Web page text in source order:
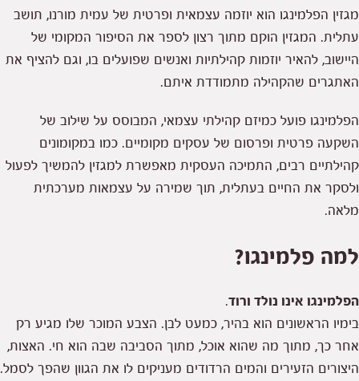
מגזין הפלמינגו הוא יוזמה עצמאית ופרטית של עמית מורנו, תושב
עתלית. המגזין הוקם מתוך רצון לספר את הסיפור המקומי של
היישוב, להאיר יוזמות קהילתיות ואנשים שפועלים בו, וגם להציף את
האתגרים שהקהילה מתמודדת איתם.
הפלמינגו פועל כמיזם קהילתי עצמאי, המבוסס על שילוב של
השקעה פרטית ופרסום של עסקים מקומיים. כמו במקומונים
קהילתיים רבים, התמיכה העסקית מאפשרת למגזין להמשיך לפעול
ולסקר את החיים בעתלית, תוך שמירה על עצמאות מערכתית
מלאה.
למה פלמינגו?
הפלמינגו אינו נולד ורוד.
בימיו הראשונים הוא בהיר, כמעט לבן. הצבע המוכר שלו מגיע רק
אחר כך, מתוך מה שהוא אוכל, מתוך הסביבה שבה הוא חי. האצות,
היצורים הזעירים והמים הרדודים מעניקים לו את הגוון שהפך לסמל.